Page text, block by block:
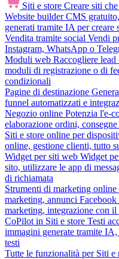
Siti e store Creare siti
Website builder CMS
generati tramite IA per creare
Vendita tramite social Vendi
Instagram, WhatsApp o
Moduli web Raccogliere
moduli di registrazione o di
condizionali
Pagine di destinazione
funnel automatizzati e
Negozio online Potenzia l'e-
elaborazione ordini,
Siti e store online per
online, gestione clienti, tutto
Widget per siti web Widget
sito, utilizzare le app di
di richiamata
Strumenti di marketing online
marketing, annunci
marketing, integrazione con
CoPilot in Siti e store Testi
immagini generate tramite
testi
Tutte le funzionalità per Siti e